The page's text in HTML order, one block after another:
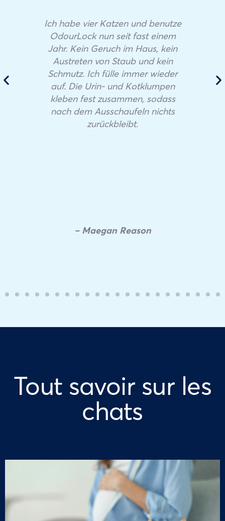
Ich habe vier Katzen und benutze
OdourLock nun seit fast einem
Jahr. Kein Geruch im Haus, kein
Austreten von Staub und kein
Schmutz. Ich fülle immer wieder
auf. Die Urin- und Kotklumpen
kleben fest zusammen, sodass
nach dem Ausschaufeln nichts
zurückbleibt.
– Maegan Reason
Tout savoir sur les
chats